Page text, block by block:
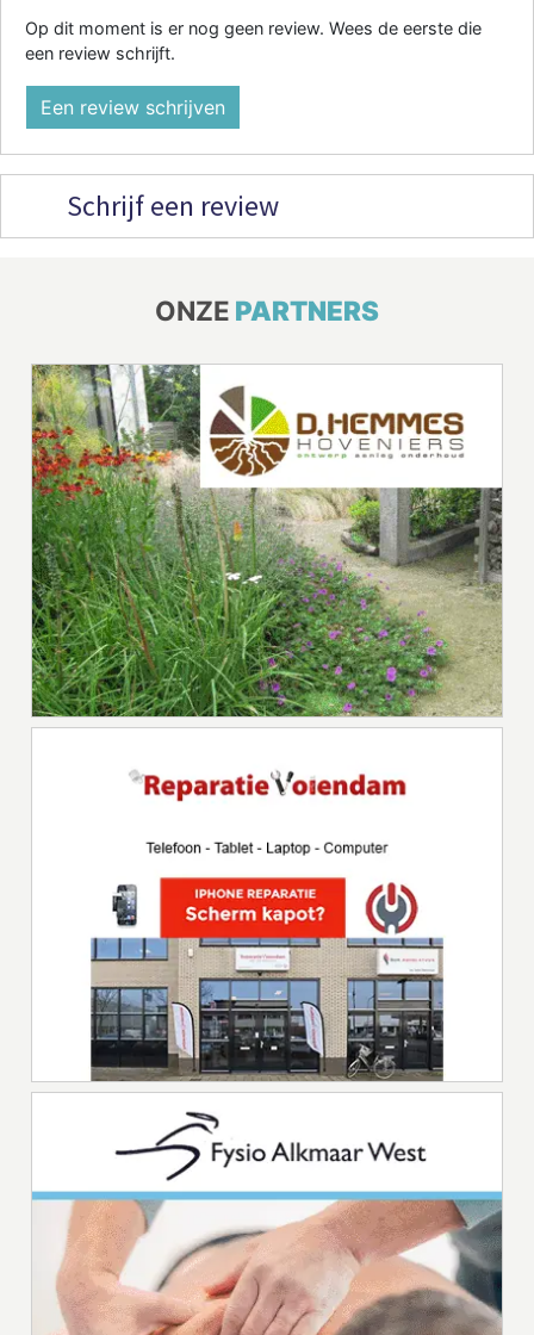
Op dit moment is er nog geen review. Wees de eerste die
een review schrijft.
Een review schrijven
Schrijf een review
ONZE PARTNERS